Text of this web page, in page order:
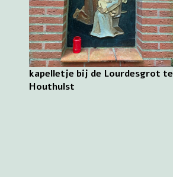
kapelletje bij de Lourdesgrot te
Houthulst